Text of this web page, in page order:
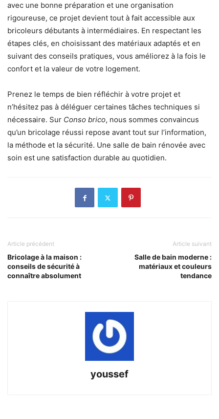
avec une bonne préparation et une organisation
rigoureuse, ce projet devient tout à fait accessible aux
bricoleurs débutants à intermédiaires. En respectant les
étapes clés, en choisissant des matériaux adaptés et en
suivant des conseils pratiques, vous améliorez à la fois le
confort et la valeur de votre logement.
Prenez le temps de bien réfléchir à votre projet et
n’hésitez pas à déléguer certaines tâches techniques si
nécessaire. Sur Conso brico, nous sommes convaincus
qu’un bricolage réussi repose avant tout sur l’information,
la méthode et la sécurité. Une salle de bain rénovée avec
soin est une satisfaction durable au quotidien.
Article précédent
Bricolage à la maison :
conseils de sécurité à
connaître absolument
Article suivant
Salle de bain moderne :
matériaux et couleurs
tendance
youssef